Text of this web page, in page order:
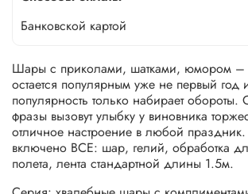
Банковской картой
Шары с приколами, шатками, юмором –
остается популярным уже не первый год
популярность только набирает
фразы вызовут улыбку у виновника
отличное настроение в любой
включено ВСЕ: шар, гелий, обработка
полета, лента стандартной длины 1.5м.